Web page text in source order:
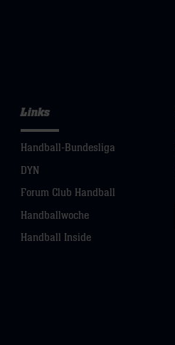
Links
Handball-Bundesliga
DYN
Forum Club Handball
Handballwoche
Handball Inside